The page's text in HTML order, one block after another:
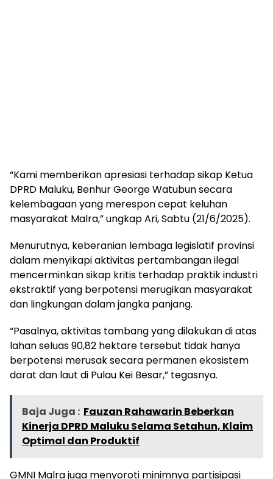
“Kami memberikan apresiasi terhadap sikap Ketua
DPRD Maluku, Benhur George Watubun secara
kelembagaan yang merespon cepat keluhan
masyarakat Malra,” ungkap Ari, Sabtu (21/6/2025).
Menurutnya, keberanian lembaga legislatif provinsi
dalam menyikapi aktivitas pertambangan ilegal
mencerminkan sikap kritis terhadap praktik industri
ekstraktif yang berpotensi merugikan masyarakat
dan lingkungan dalam jangka panjang.
“Pasalnya, aktivitas tambang yang dilakukan di atas
lahan seluas 90,82 hektare tersebut tidak hanya
berpotensi merusak secara permanen ekosistem
darat dan laut di Pulau Kei Besar,” tegasnya.
Baja Juga : Fauzan Rahawarin Beberkan
Kinerja DPRD Maluku Selama Setahun, Klaim
Optimal dan Produktif
GMNI Malra juga menyoroti minimnya partisipasi